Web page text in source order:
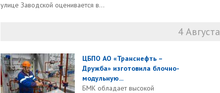
улице Заводской оценивается в...
4 Августа
ЦБПО АО «Транснефть –
Дружба» изготовила блочно-
модульную...
БМК обладает высокой